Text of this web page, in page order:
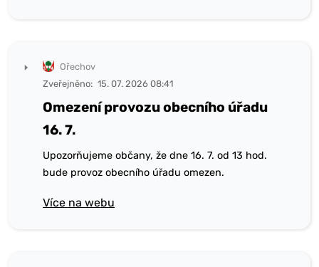
Ořechov
Zveřejněno: 15. 07. 2026 08:41
Omezení provozu obecního úřadu
16. 7.
Upozorňujeme občany, že dne 16. 7. od 13 hod.
bude provoz obecního úřadu omezen.
Více na webu